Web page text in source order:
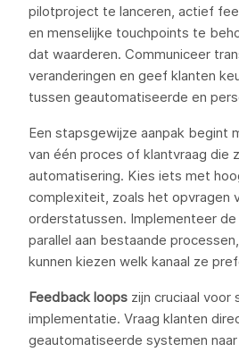
pilotproject te lanceren, actief
en menselijke touchpoints te
dat waarderen. Communiceer
veranderingen en geef klanten
tussen geautomatiseerde en
Een stapsgewijze aanpak begint
van één proces of klantvraag die
automatisering. Kies iets met
complexiteit, zoals het opvragen
orderstatussen. Implementeer
parallel aan bestaande
kunnen kiezen welk kanaal ze
Feedback loops zijn cruciaal voor
implementatie. Vraag klanten
geautomatiseerde systemen